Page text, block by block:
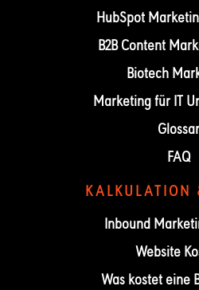
HubSpot
B2B Content
Biotech
Marketing für IT
Glossar
FAQ
KALKULATION
Inbound
Website
Was kostet eine